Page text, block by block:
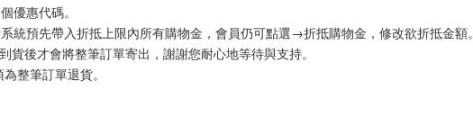
優惠代碼。
統預先帶入折抵上限內所有購物金，會員仍可點選→折抵購物金，修改欲折抵金額。
後才會將整筆訂單寄出，謝謝您耐心地等待與支持。
整筆訂單退貨。